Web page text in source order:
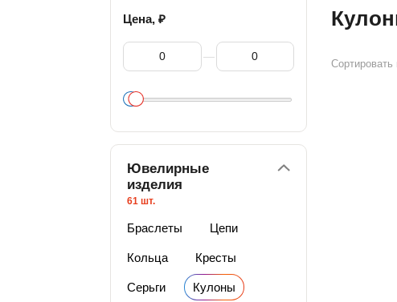
Цена, ₽
—
Ювелирные
изделия
61 шт.
Браслеты Цепи
Кольца Кресты
Серьги Кулоны
Сортировать